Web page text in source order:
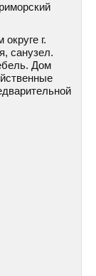
г.
санузел.
Дом